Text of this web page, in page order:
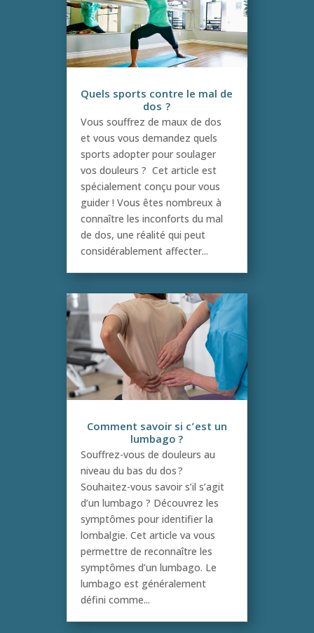
Quels sports contre le mal de
dos ?
Vous souffrez de maux de dos
et vous vous demandez quels
sports adopter pour soulager
vos douleurs ? Cet article est
spécialement conçu pour vous
guider ! Vous êtes nombreux à
connaître les inconforts du mal
de dos, une réalité qui peut
considérablement affecter...
Comment savoir si c’est un
lumbago ?
Souffrez-vous de douleurs au
niveau du bas du dos ?
Souhaitez-vous savoir s’il s’agit
d’un lumbago ? Découvrez les
symptômes pour identifier la
lombalgie. Cet article va vous
permettre de reconnaître les
symptômes d’un lumbago. Le
lumbago est généralement
défini comme...